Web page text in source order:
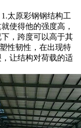
太原彩钢钢结构工
使得他的强度高，
，跨度可以高于其
性韧性，在出现特
让结构对荷载的适